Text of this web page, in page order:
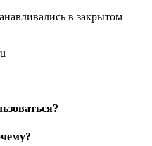
в закрытом